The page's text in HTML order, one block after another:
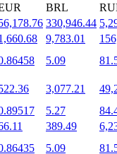
staking
BRL
330,946.44
9,783.01
5.09
3,077.21
5.27
389.49
5.09